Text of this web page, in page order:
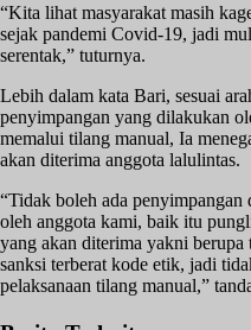
“Kita lihat masyarakat masih
sejak pandemi Covid-19, jadi
serentak,” tuturnya.
Lebih dalam kata Bari, sesuai
penyimpangan yang dilakukan
memalui tilang manual, Ia
akan diterima anggota lalulintas.
“Tidak boleh ada
oleh anggota kami, baik itu
yang akan diterima yakni
sanksi terberat kode etik, jadi
pelaksanaan tilang manual,”